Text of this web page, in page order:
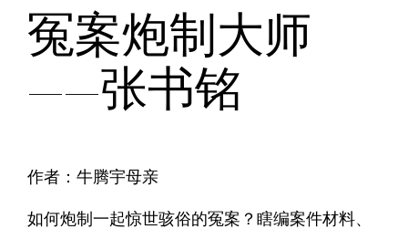
冤案炮制大师
——张书铭
作者：牛腾宇母亲
如何炮制一起惊世骇俗的冤案？瞎编案件材料、